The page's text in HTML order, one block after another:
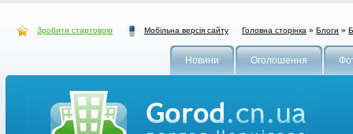
Зробити стартовою Мобільна версія сайту Головна сторінка » Блоги »
Новини Оголошення